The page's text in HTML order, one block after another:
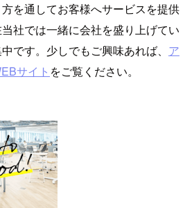
を通してお客様へサービスを提供
社では一緒に会社を盛り上げてい
です。少しでもご興味あれば、 ア
サイト をご覧ください。